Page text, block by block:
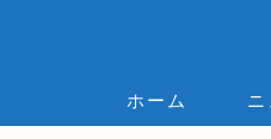
ホーム ニ